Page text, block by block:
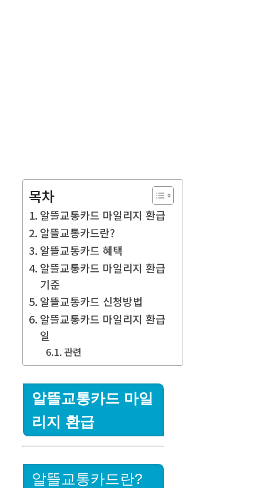
목차
알뜰교통카드 마일리지 환급
알뜰교통카드란?
알뜰교통카드 혜택
알뜰교통카드 마일리지 환급
기준
알뜰교통카드 신청방법
알뜰교통카드 마일리지 환급
일
관련
알뜰교통카드 마일
리지 환급
알뜰교통카드란?